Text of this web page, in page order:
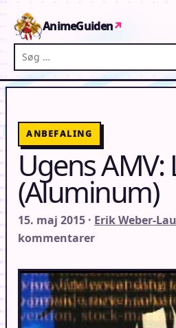
AnimeGuiden↗
Søg på AnimeGuiden
ANBEFALING
Ugens AMV:
(Aluminum)
15. maj 2015 · Erik Weber-
kommentarer